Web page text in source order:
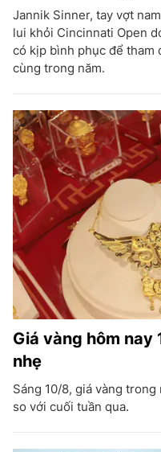
Jannik Sinner, tay vợt
lui khỏi Cincinnati Open
có kịp bình phục để tham
cùng trong năm.
Giá vàng hôm nay
nhẹ
Sáng 10/8, giá vàng
so với cuối tuần qua.